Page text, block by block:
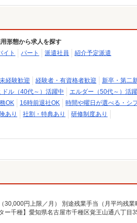
形態から求人を探す
イト
パート 派遣社員 紹介予定派遣
未経験歓迎 経験者・有資格者歓迎
新卒・第二
ドル（40代～）活躍中
エルダー（50代～）活
OK 16時前退社OK
時間や曜日が選べる・シ
あり 社割・特典あり
研修制度あり